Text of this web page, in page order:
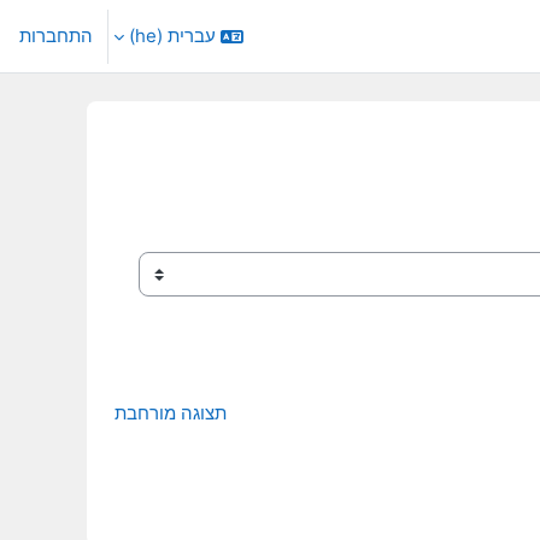
עברית ‎(he)‎ התחברות
תצוגה מורחבת